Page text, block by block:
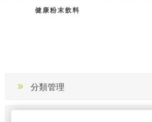
健康粉末飲料
分類管理